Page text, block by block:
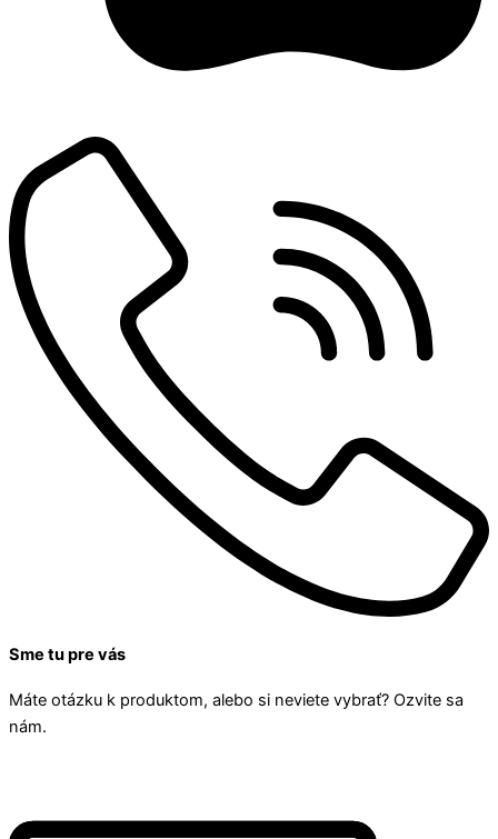
Sme tu pre vás
Máte otázku k produktom, alebo si neviete vybrať? Ozvite sa
nám.